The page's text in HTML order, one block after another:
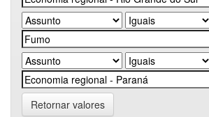
Retornar valores